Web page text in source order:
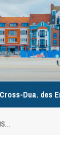
Cross-Dua. des